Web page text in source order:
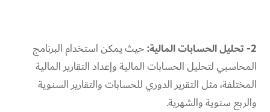
2- تحليل الحسابات المالية:
حيث يمكن استخدام البرنامج
المحاسبي لتحليل الحسابات المالية وإعداد التقارير المالية
المختلفة، مثل التقرير الدوري للحسابات والتقارير السنوية
والربع سنوية والشهرية.